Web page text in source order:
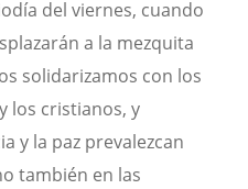
del viernes, cuando
a la mezquita
solidarizamos con los
los cristianos, y
y la paz prevalezcan
también en las